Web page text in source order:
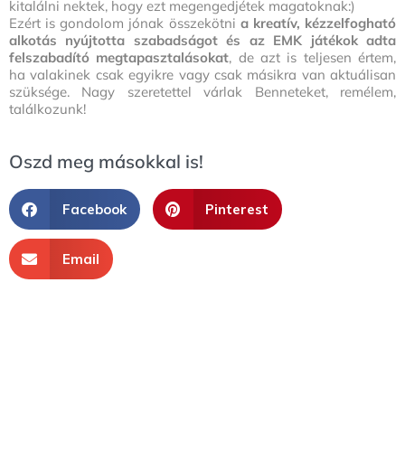
kitalálni nektek, hogy ezt megengedjétek magatoknak:)
Ezért is gondolom jónak összekötni a kreatív, kézzelfogható
alkotás nyújtotta szabadságot és az EMK játékok adta
felszabadító megtapasztalásokat, de azt is teljesen értem,
ha valakinek csak egyikre vagy csak másikra van aktuálisan
szüksége. Nagy szeretettel várlak Benneteket, remélem,
találkozunk!
Oszd meg másokkal is!
Facebook Pinterest
Email